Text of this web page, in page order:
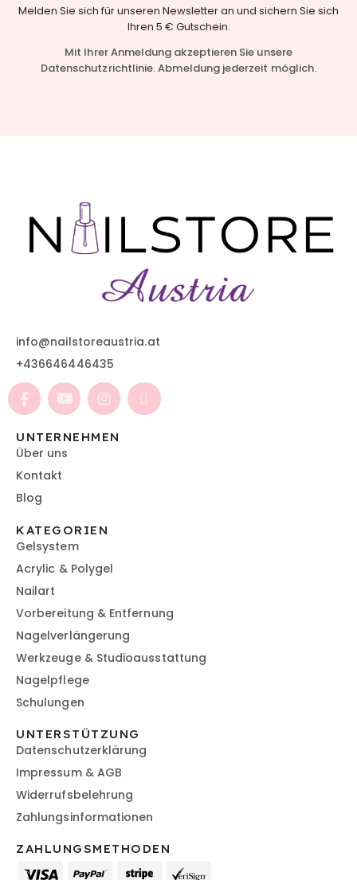
Melden Sie sich für unseren Newsletter an und sichern Sie sich
Ihren 5 € Gutschein.
Mit Ihrer Anmeldung akzeptieren Sie unsere
Datenschutzrichtlinie. Abmeldung jederzeit möglich.
info@nailstoreaustria.at
+436646446435
UNTERNEHMEN
Über uns
Kontakt
Blog
KATEGORIEN
Gelsystem
Acrylic & Polygel
Nailart
Vorbereitung & Entfernung
Nagelverlängerung
Werkzeuge & Studioausstattung
Nagelpflege
Schulungen
UNTERSTÜTZUNG
Datenschutzerklärung
Impressum & AGB
Widerrufsbelehrung
Zahlungsinformationen
ZAHLUNGSMETHODEN